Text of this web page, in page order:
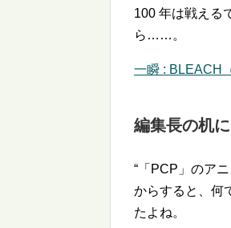
100 年は戦える
ら……。
一瞬 : BLEACH
編集長の机に
「PCP」のア
からすると、何
たよね。